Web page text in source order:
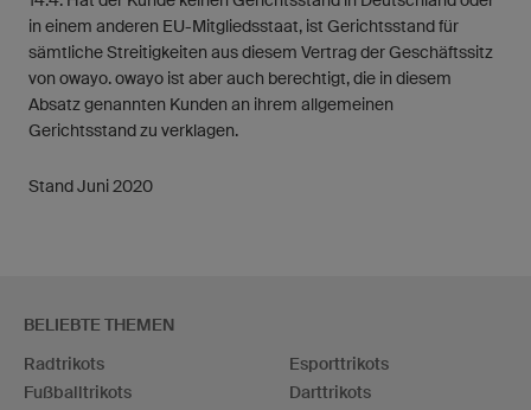
in einem anderen EU-Mitgliedsstaat, ist Gerichtsstand für
sämtliche Streitigkeiten aus diesem Vertrag der Geschäftssitz
von owayo. owayo ist aber auch berechtigt, die in diesem
Absatz genannten Kunden an ihrem allgemeinen
Gerichtsstand zu verklagen.
Stand Juni 2020
BELIEBTE THEMEN
Radtrikots
Fußballtrikots
Esporttrikots
Darttrikots